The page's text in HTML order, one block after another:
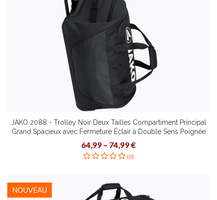
JAKO 2088 - Trolley Noir Deux Tailles Compartiment Principal
Grand Spacieux avec Fermeture Éclair à Double Sens Poignée
Télescopique Roues Lisses en Caoutchouc
64,99 – 74,99 €
(0)
NOUVEAU